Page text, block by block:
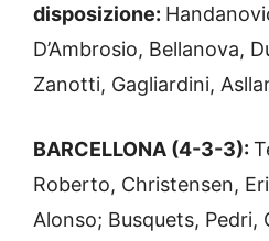
disposizione:
D’Ambrosio, Bellanova,
Zanotti, Gagliardini,
BARCELLONA (4-3-3):
Roberto, Christensen,
Alonso; Busquets, Pedri,